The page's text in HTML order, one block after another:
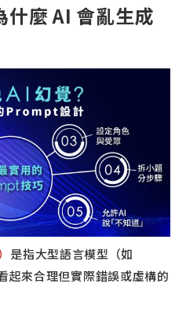
什麼 AI 會亂生成
是指大型語言模型（如
來合理但實際錯誤或虛構的